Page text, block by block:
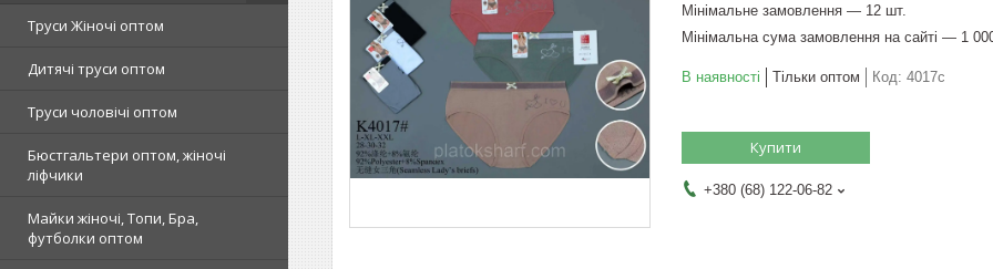
Труси Жіночі оптом
Дитячі труси оптом
Труси чоловічі оптом
Бюстгальтери оптом, жіночі
ліфчики
Майки жіночі, Топи, Бра,
футболки оптом
Мінімальне замовлення — 12 шт.
Мінімальна сума замовлення на сайті — 1
В наявності Тільки оптом Код: 4017с
Купити
+380 (68) 122-06-82